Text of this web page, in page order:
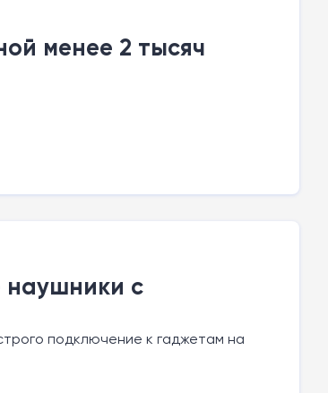
менее 2 тысяч
наушники с
подключение к гаджетам на